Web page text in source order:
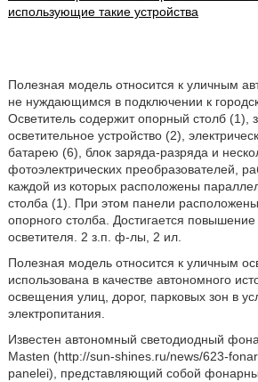
использующие такие устройства
Полезная модель относится к уличным
не нуждающимся в подключении к
Осветитель содержит опорный столб (1),
осветительное устройство (2),
батарею (6), блок заряда-разряда и
фотоэлектрических преобразователей,
каждой из которых расположены
столба (1). При этом панели
опорного столба. Достигается
осветителя. 2 з.п. ф-лы, 2 ил.
Полезная модель относится к уличным
использована в качестве автономного
освещения улиц, дорог, парковых зон в
электропитания.
Известен автономный светодиодный
Masten (http://sun-shines.ru/news/623-
panelei), представляющий собой